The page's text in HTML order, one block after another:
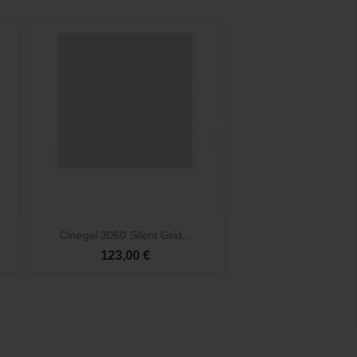
Cinegel 3060 Silent Grid...
123,00 €
 Vista rápida